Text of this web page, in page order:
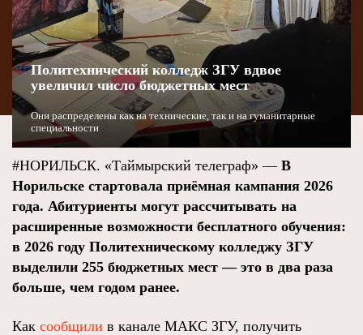
Политехнический колледж ЗГУ вдвое
увеличил число бюджетных мест
Они распределены как на технические, так и на гуманитарные
специальности
#НОРИЛЬСК. «Таймырский телеграф» — В
Норильске стартовала приёмная кампания 2026
года. Абитуриенты могут рассчитывать на
расширенные возможности бесплатного обучения:
в 2026 году Политехническому колледжу ЗГУ
выделили 255 бюджетных мест — это в два раза
больше, чем годом ранее.
Как сообщили в канале МАКС ЗГУ, получить